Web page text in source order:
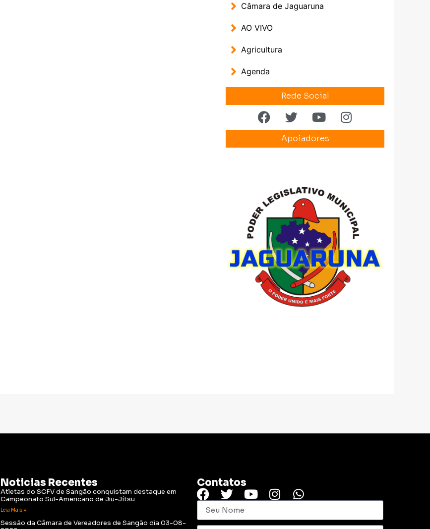
Câmara de Jaguaruna
AO VIVO
Agricultura
Agenda
Rede Social
Apoiadores
Noticias Recentes
Atletas do SCFV de Sangão conquistam destaque em
Campeonato Sul-Americano de Jiu-Jítsu
Leia Mais »
Sessão da Câmara de Vereadores de Sangão dia 03-08-
Contatos